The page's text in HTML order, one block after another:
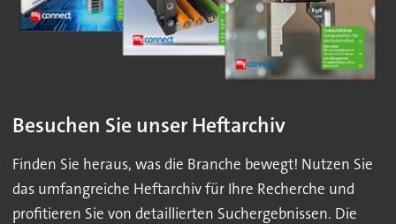
Besuchen Sie unser Heftarchiv
Finden Sie heraus, was die Branche bewegt! Nutzen Sie
das umfangreiche Heftarchiv für Ihre Recherche und
profitieren Sie von detaillierten Suchergebnissen. Die